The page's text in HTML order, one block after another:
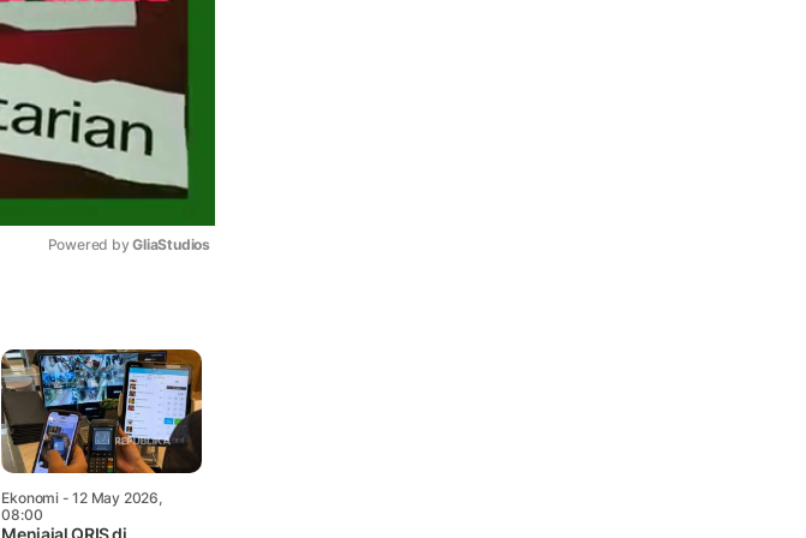
Powered by GliaStudios
Ekonomi- 12 May 2026,
08:00
Menjajal QRIS di